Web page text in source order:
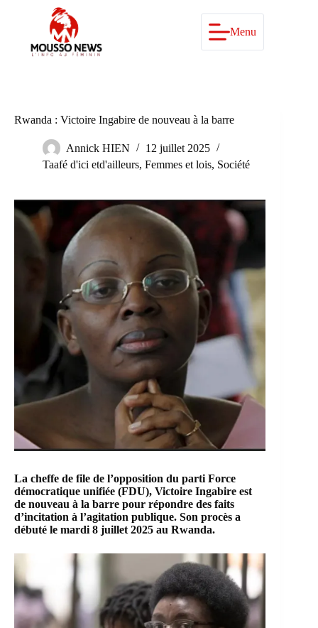
Menu
Rwanda : Victoire Ingabire de nouveau à la barre
Annick HIEN
12 juillet 2025
Taafé d'ici etd'ailleurs, Femmes et lois, Société
La cheffe de file de l’opposition du parti Force
démocratique unifiée (FDU), Victoire Ingabire est
de nouveau à la barre pour répondre des faits
d’incitation à l’agitation publique. Son procès a
débuté le mardi 8 juillet 2025 au Rwanda.